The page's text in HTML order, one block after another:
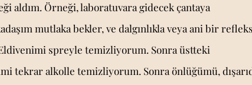
aldım. Örneği, laboratuvara gidecek çantaya
mutlaka bekler, ve dalgınlıkla veya ani bir
Eldivenimi spreyle temizliyorum. Sonra üstteki
tekrar alkolle temizliyorum. Sonra önlüğümü,